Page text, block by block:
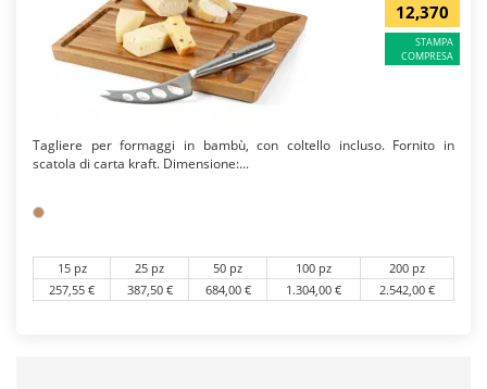
12,370
STAMPA
COMPRESA
Tagliere per formaggi in bambù, con coltello incluso. Fornito in
scatola di carta kraft. Dimensione:...
15 pz 25 pz 50 pz 100 pz
200 pz
257,55 €
387,50 € 684,00 € 1.304,00 € 2.542,00 €